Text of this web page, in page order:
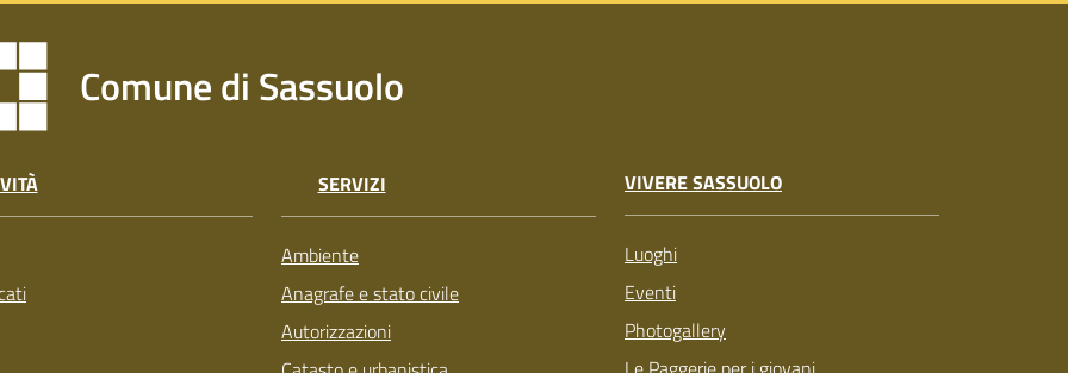
Comune di Sassuolo
SERVIZI
Ambiente
Anagrafe e stato civile
Autorizzazioni
VIVERE SASSUOLO
Luoghi
Eventi
Photogallery